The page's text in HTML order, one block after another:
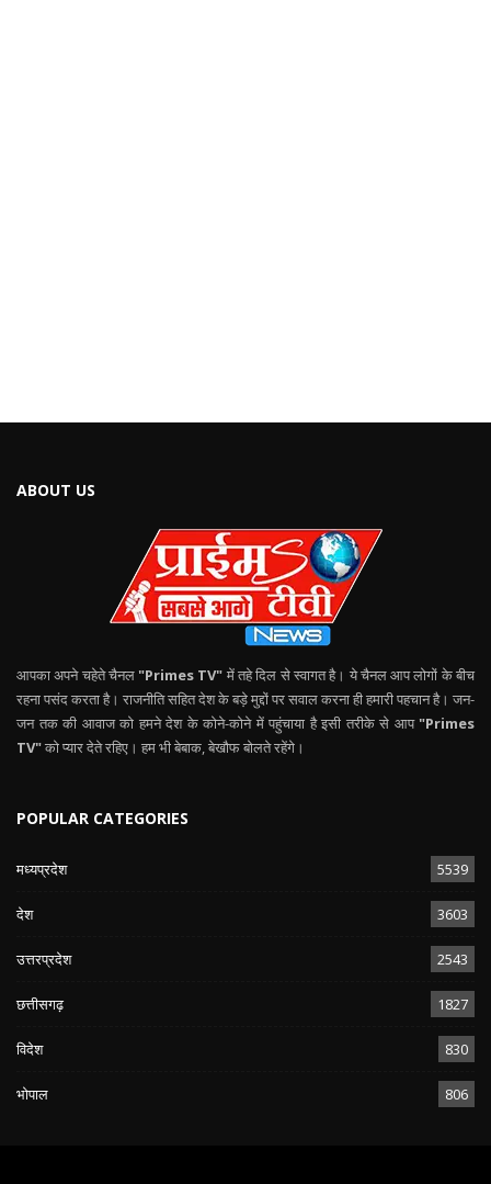
ABOUT US
आपका अपने चहेते चैनल "Primes TV" में तहे दिल से स्वागत है। ये चैनल आप लोगों के बीच
रहना पसंद करता है। राजनीति सहित देश के बड़े मुद्दों पर सवाल करना ही हमारी पहचान है। जन-
जन तक की आवाज को हमने देश के कोने-कोने में पहुंचाया है इसी तरीके से आप "Primes
TV"को प्यार देते रहिए। हम भी बेबाक, बेखौफ बोलते रहेंगे।
POPULAR CATEGORIES
मध्यप्रदेश 5539
देश 3603
उत्तरप्रदेश 2543
छत्तीसगढ़ 1827
विदेश 830
भोपाल 806